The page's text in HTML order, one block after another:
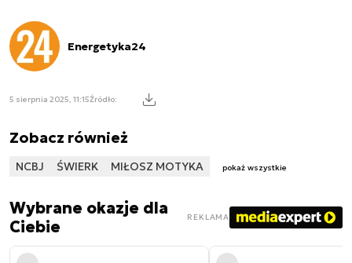
Energetyka24
5 sierpnia 2025, 11:15Źródło:
Zobacz również
NCBJ ŚWIERK MIŁOSZ MOTYKA pokaż wszystkie
Wybrane okazje dla
Ciebie
REKLAMA